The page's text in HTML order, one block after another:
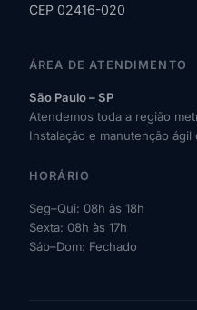
CEP 02416-020
ÁREA DE ATENDIMENTO
São Paulo – SP
Atendemos toda a região
Instalação e manutenção ágil
HORÁRIO
Seg–Qui: 08h às 18h
Sexta: 08h às 17h
Sáb–Dom: Fechado